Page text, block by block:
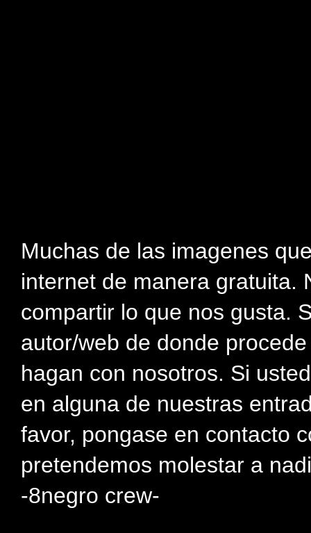
Muchas de las imagenes
internet de manera gratuita.
compartir lo que nos gusta.
autor/web de donde
hagan con nosotros. Si
en alguna de nuestras
favor, pongase en contacto
pretendemos molestar a
-8negro crew-